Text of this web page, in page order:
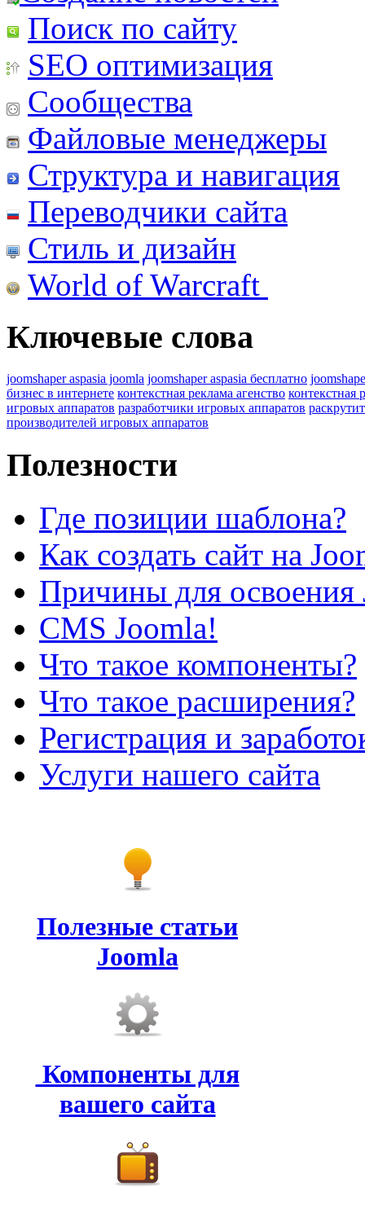
Поиск по сайту
SEO оптимизация
Сообщества
Файловые менеджеры
Структура и навигация
Переводчики сайта
Стиль и дизайн
World of Warcraft
Ключевые слова
joomshaper aspasia joomla joomshaper aspasia бесплатно
бизнес в интернете контекстная реклама агенство контекстная
игровых аппаратов разработчики игровых аппаратов
производителей игровых аппаратов
Полезности
Где позиции шаблона?
Как создать сайт на
Причины для освоения
CMS Joomla!
Что такое компоненты?
Что такое расширения?
Регистрация и
Услуги нашего сайта
Полезные статьи
Joomla
Компоненты для
вашего сайта